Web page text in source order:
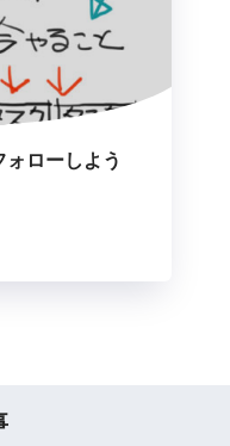
ローしよう